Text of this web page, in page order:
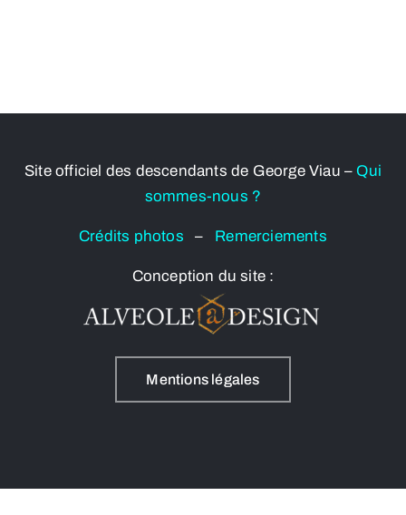
Site officiel des descendants de George Viau – Qui
sommes-nous ?
Crédits photos– Remerciements
Conception du site :
Mentions légales